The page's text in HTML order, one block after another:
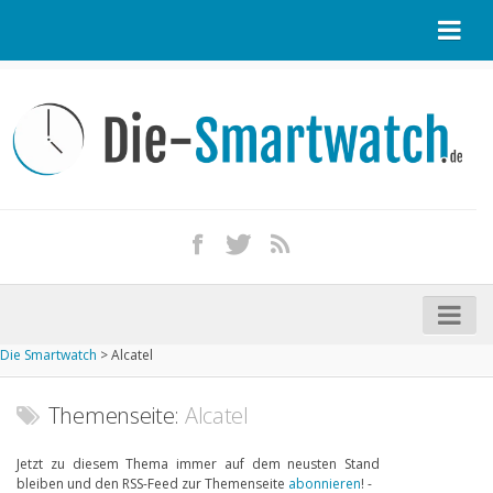
Kontakt / Tipp geben
Impressum
iPhone kaufen
Startseite
Aktuelle Smartwatches im Test
Die Smartwatch >Alcatel
Themenseite: Alcatel
Jetzt zu diesem Thema immer auf dem neusten Stand
bleiben und den RSS-Feed zur Themenseite abonnieren! -